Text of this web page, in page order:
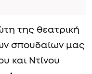
της θεατρική
σπουδαίων μας
και Ντίνου